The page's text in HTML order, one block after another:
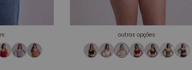
outras opções: